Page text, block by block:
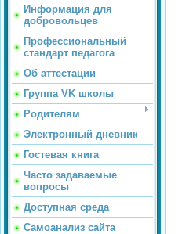
Информация для
добровольцев
Профессиональный
стандарт педагога
Об аттестации
Группа VK школы
Родителям
Электронный дневник
Гостевая книга
Часто задаваемые
вопросы
Доступная среда
Самоанализ сайта